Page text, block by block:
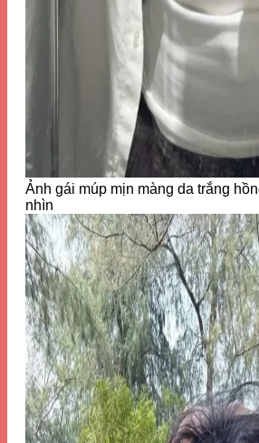
Ảnh gái múp mịn màng da trắng
nhìn